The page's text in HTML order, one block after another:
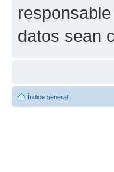
datos sean
Índice general